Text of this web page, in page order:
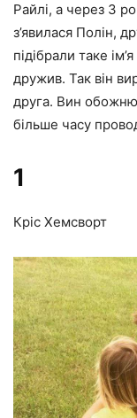
Райлі, а через 3
з’явилася Полін,
підібрали таке
дружив. Так він
друга. Вин
більше часу
1
Кріс Хемсворт